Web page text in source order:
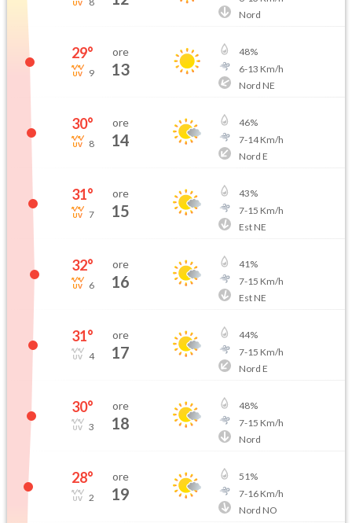
Nord
29°
9
ore
13
48%
6-13 Km/h
Nord NE
30°
8
ore
14
46%
7-14Km/h
Nord E
31°
7
ore
15
43%
7-15 Km/h
Est NE
32°
6
ore
16
41%
7-15 Km/h
Est NE
31°
4
ore
17
44%
7-15 Km/h
Nord E
30°
3
ore
18
48%
7-15 Km/h
Nord
28°
2
ore
19
51%
7-16Km/h
Nord NO